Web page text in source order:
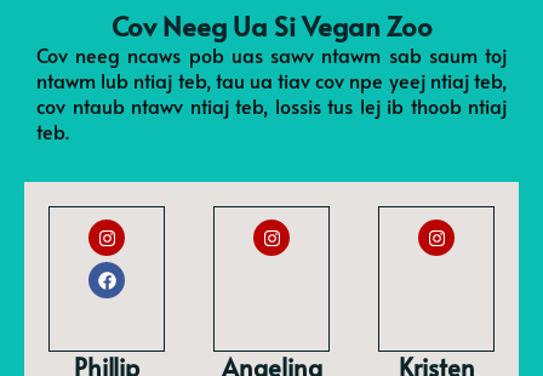
Cov Neeg Ua Si Vegan Zoo
Cov neeg ncaws pob uas sawv ntawm sab saum toj
ntawm lub ntiaj teb, tau ua tiav cov npe yeej ntiaj teb,
cov ntaub ntawv ntiaj teb, lossis tus lej ib thoob ntiaj
teb.
Phillip
Angelina
Kristen